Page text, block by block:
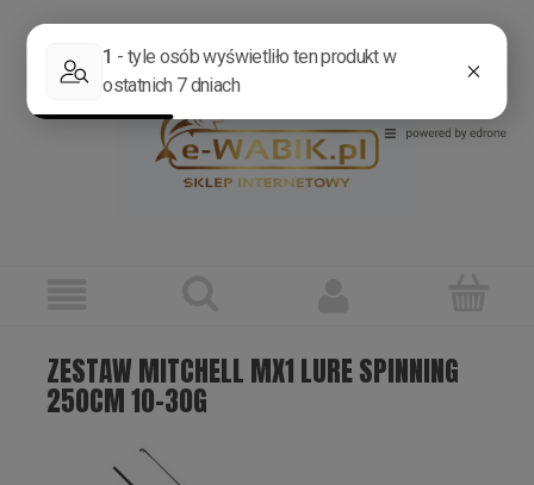
ZESTAW MITCHELL MX1 LURE SPINNING
250CM 10-30G